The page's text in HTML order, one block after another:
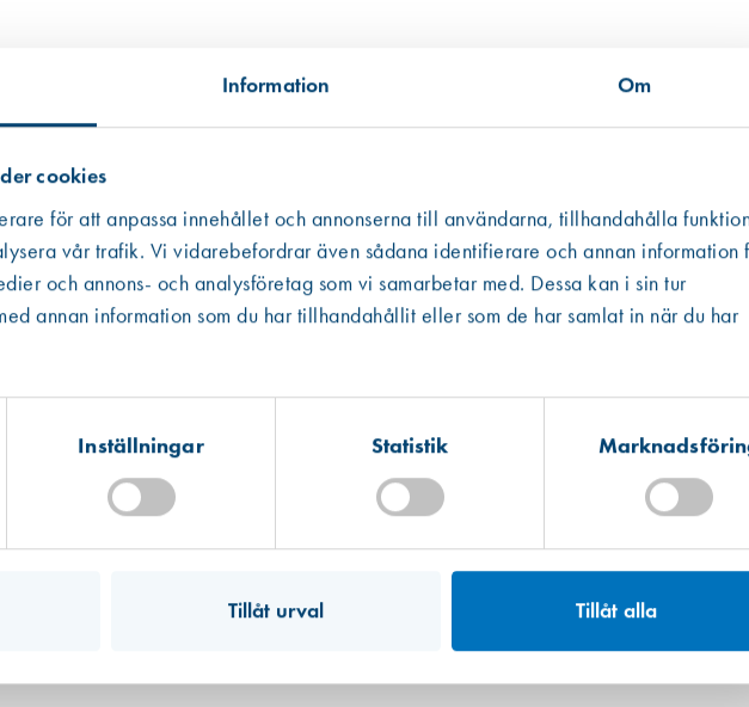
Information Om
cookies
för att anpassa innehållet och annonserna till användarna, tillhandahålla
vår trafik. Vi vidarebefordrar även sådana identifierare och annan information
och annons- och analysföretag som vi samarbetar med. Dessa kan i sin tur
annan information som du har tillhandahållit eller som de har samlat in när du har
Inställningar Statistik
Tillåt urval Tillåt alla
Art. nr 1744
Fresh
54,00 kr
Västberga
Slut i lager
Hitta hit
Hitta hit
Mullsjö (lager)
Finns i lager (2 st)
Hitta hit